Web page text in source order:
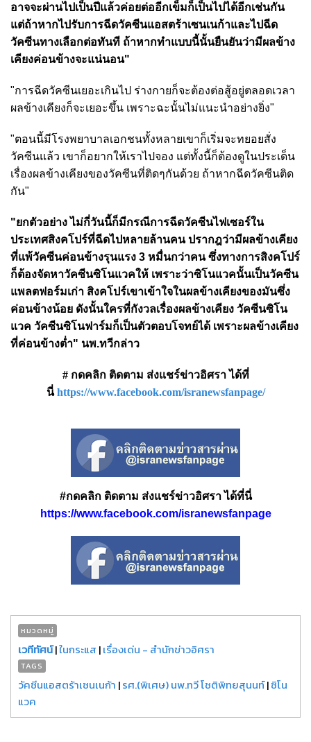
อาจจะผ่านไปเป็นปีแล้วค่อยต่ออีกเข็มก็เป็นไปได้อีกเช่นกัน
แต่ถ้าหากไปรับการฉีดวัคซีนแอสตร้าเซนเนก้าและไปฉีด
วัคซีนทางเลือกต่อทันที ถ้าหากทำแบบนี้นั้นยืนยันว่ามีผลข้าง
เคียงค่อนข้างจะแน่นอน"
"การฉีดวัคซีนเยอะเกินไป ร่างกายก็จะต้องต่อสู้อยู่ตลอดเวลา
ผลข้างเคียงก็จะเยอะขึ้น เพราะฉะนั้นไม่แนะนำอย่างยิ่ง"
"ตอนนี้มีโรงพยาบาลเอกชนทั้งหลายเขาก็เริ่มจะทยอยสั่ง
วัคซีนแล้ว เขาก็อยากให้เราไปจอง แต่ทั้งนี้ก็ต้องดูในประเด็น
เรื่องผลข้างเคียงของวัคซีนที่ติดๆกันด้วย ถ้าหากฉีดวัคซีนติด
กัน"
"ยกตัวอย่าง ไม่กี่วันนี้ก็มีกรณีการฉีดวัคซีนไฟเซอร์ใน
ประเทศสิงคโปร์ที่ฉีดไปหลายล้านคน ปรากฎว่ามีผลข้างเคียง
ที่แพ้วัคซีนค่อนข้างรุนแรง 3 หมื่นกว่าคน ซึ่งทางการสิงคโปร์
ก็ต้องจัดหาวัคซีนซิโนแวคให้ เพราะว่าซิโนแวคนั้นเป็นวัคซีน
แพลตฟอร์มเก่า สิงคโปร์เขาเข้าใจในผลข้างเคียงของมันซึ่ง
ค่อนข้างน้อย ดังนั้นใครที่กังวลเรื่องผลข้างเคียง วัคซีนซิโน
แวค วัคซีนซิโนฟาร์มก็เป็นตัวตอบโจทย์ได้ เพราะผลข้างเคียง
ที่ค่อนข้างต่ำ" นพ.ทวีกล่าว
# กดคลิก ติดตาม ส่งแชร์ข่าวอิศรา ได้ที่
นี่https://www.facebook.com/isranewsfanpage/
#กดคลิก ติดตาม ส่งแชร์ข่าวอิศรา ได้ที่นี่
https://www.facebook.com/isranewsfanpage
หมวดหมู่
เวทีทัศน์|ในกระแส |เรื่องเด่น - สำนักข่าวอิศรา
TAGS
วัคซีนแอสตร้าเซนเนก้า |รศ.(พิเศษ) นพ.ทวี โชติพิทยสุนนท์|ซิโน
แวค